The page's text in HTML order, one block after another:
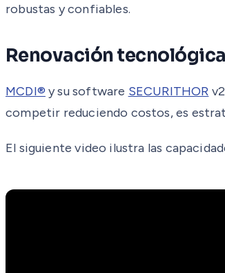
robustas y confiables.
Renovación
MCDI® y su software SECURITHOR
competir reduciendo costos, es
El siguiente video ilustra las